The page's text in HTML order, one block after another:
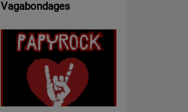
Vagabondages